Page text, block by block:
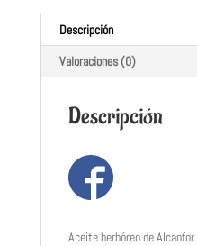
Descripción
Valoraciones (0)
Descripción
Aceite herbóreo de Alcanfor.